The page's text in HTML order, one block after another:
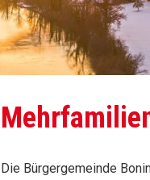
Die Bürgergemeinde